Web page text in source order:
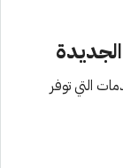
التي توفر